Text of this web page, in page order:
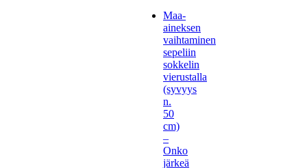
Maa-
aineksen
vaihtaminen
sepeliin
sokkelin
vierustalla
(syvyys
n.
50
cm)
–
Onko
järkeä